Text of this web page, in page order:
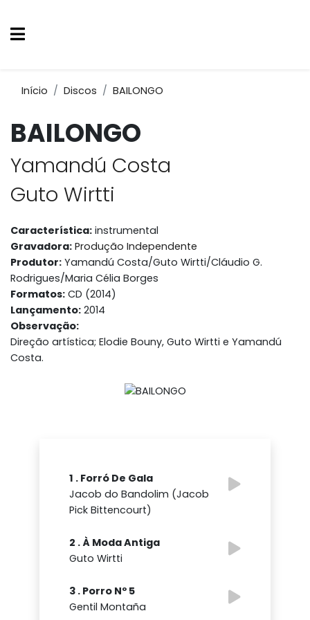
Início Discos BAILONGO
BAILONGO
Yamandú Costa
Guto Wirtti
Característica: instrumental
Gravadora: Produção Independente
Produtor: Yamandú Costa/Guto Wirtti/Cláudio G.
Rodrigues/Maria Célia Borges
Formatos: CD (2014)
Lançamento: 2014
Observação:
Direção artística; Elodie Bouny, Guto Wirtti e Yamandú
Costa.
1 . Forró De Gala
Jacob do Bandolim (Jacob
Pick Bittencourt)
2 . À Moda Antiga
Guto Wirtti
3 . Porro Nº 5
Gentil Montaña